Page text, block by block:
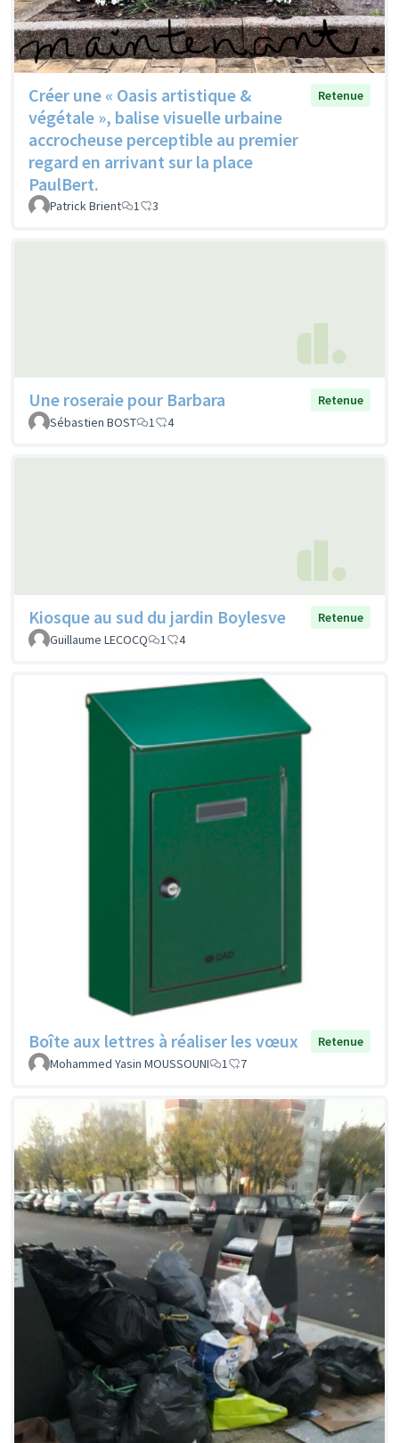
Créer une « Oasis artistique &
végétale », balise visuelle urbaine
accrocheuse perceptible au premier
regard en arrivant sur la place
PaulBert.
Retenue
Patrick Brient 1 3
Une roseraie pour Barbara
Retenue
Sébastien BOST
1 4
Kiosque au sud du jardin Boylesve
Retenue
Guillaume LECOCQ
1 4
Boîte aux lettres à réaliser les vœux
Retenue
Mohammed Yasin MOUSSOUNI
1 7